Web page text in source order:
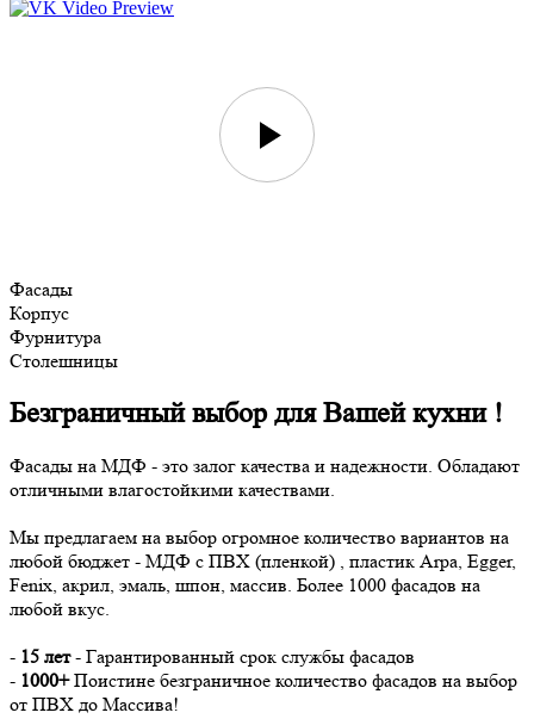
Фасады
Корпус
Фурнитура
Столешницы
Безграничный выбор для Вашей кухни !
Фасады на МДФ - это залог качества и надежности. Обладают
отличными влагостойкими качествами.
Мы предлагаем на выбор огромное количество вариантов на
любой бюджет - МДФ с ПВХ (пленкой) , пластик Arpa, Egger,
Fenix, акрил, эмаль, шпон, массив. Более 1000 фасадов на
любой вкус.
- 15 лет- Гарантированный срок службы фасадов
- 1000+Поистине безграничное количество фасадов на выбор
от ПВХ до Массива!